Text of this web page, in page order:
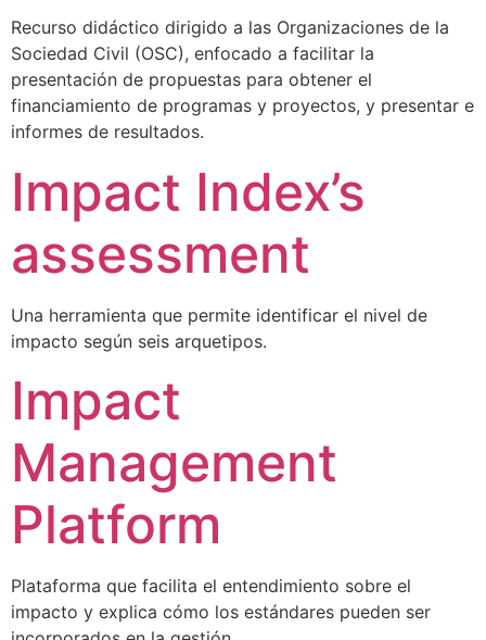
Recurso didáctico dirigido a las Organizaciones de la
Sociedad Civil (OSC), enfocado a facilitar la
presentación de propuestas para obtener el
financiamiento de programas y proyectos, y presentar e
informes de resultados.
Impact Index’s
assessment
Una herramienta que permite identificar el nivel de
impacto según seis arquetipos.
Impact
Management
Platform
Plataforma que facilita el entendimiento sobre el
impacto y explica cómo los estándares pueden ser